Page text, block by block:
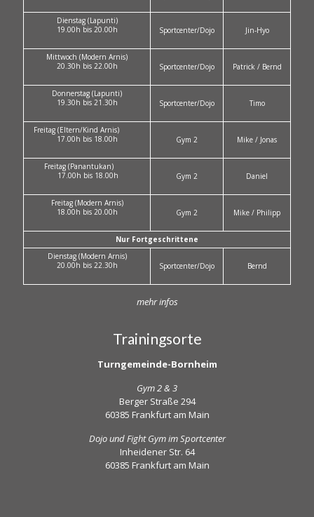
Dienstag (Lapunti)
19.00h bis 20.00h
Sportcenter/Dojo Jin-Hyo
Mittwoch (Modern Arnis)
20.30h bis 22.00h
Sportcenter/Dojo Patrick / Bernd
Donnerstag (Lapunti)
19.30h bis 21.30h
Sportcenter/Dojo Timo
Freitag (Eltern/Kind Arnis)
17.00h bis 18.00h
Gym 2 Mike / Jonas
Freitag (Panantukan)
17.00h bis 18.00h
Gym 2 Daniel
Freitag (Modern Arnis)
18.00h bis 20.00h
Gym 2 Mike / Philipp
Nur Fortgeschrittene
Dienstag (Modern Arnis)
20.00h bis 22.30h
Sportcenter/Dojo Bernd
mehr infos
Trainingsorte
Turngemeinde-Bornheim
Gym 2 & 3
Berger Straße 294
60385 Frankfurt am Main
Dojo und Fight Gym im Sportcenter
Inheidener Str. 64
60385 Frankfurt am Main